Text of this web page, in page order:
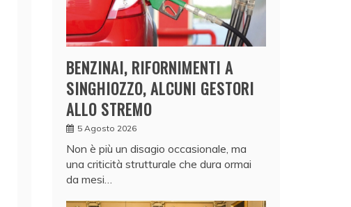
BENZINAI, RIFORNIMENTI A
SINGHIOZZO, ALCUNI GESTORI
ALLO STREMO
5 Agosto 2026
Non è più un disagio occasionale, ma
una criticità strutturale che dura ormai
da mesi…